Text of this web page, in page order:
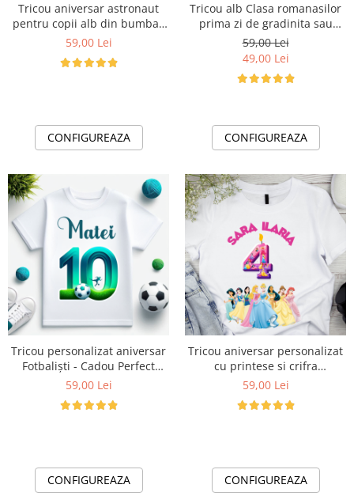
Tricou aniversar astronaut
pentru copii alb din bumbac
AST1141
59,00 Lei
CONFIGUREAZA
Tricou alb Clasa romanasilor
prima zi de gradinita sau
scoala din bumbac ABS1133
59,00 Lei
49,00 Lei
CONFIGUREAZA
Tricou personalizat aniversar
Fotbaliști - Cadou Perfect
pentru Iubitorii de Fotbal
59,00 Lei
CONFIGUREAZA
Tricou aniversar personalizat
cu printese si crifra
aniversara TAN1012
59,00 Lei
CONFIGUREAZA